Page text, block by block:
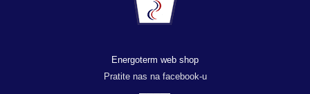
Energoterm web shop
Pratite nas na facebook-u